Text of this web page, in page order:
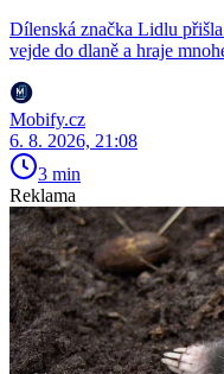
Dílenská značka Lidlu
vejde do dlaně a hraje
Mobify.cz
6. 8. 2026, 21:08
3 min
Reklama